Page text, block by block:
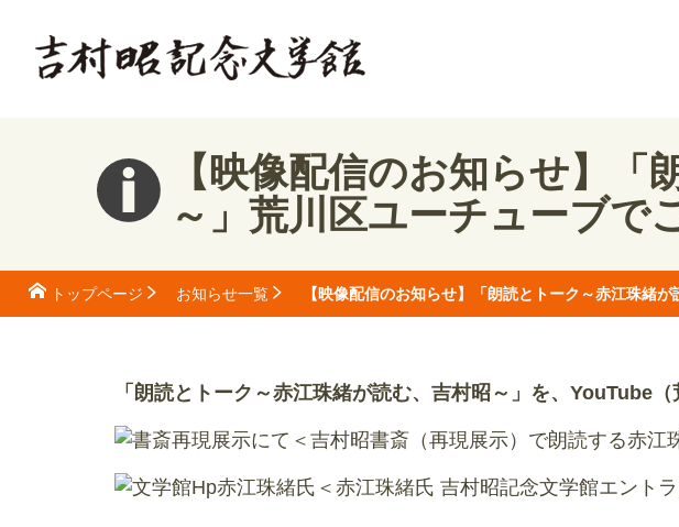
【映像配信のお知らせ】
～」荒川区ユーチューブで
トップページ お知らせ一覧 【映像配信のお知らせ】「朗読とトーク～赤江珠緒
「朗読とトーク～赤江珠緒が読む、吉村昭～」を、YouTube
＜吉村昭書斎（再現展示）で朗読する赤江
＜赤江珠緒氏 吉村昭記念文学館エント